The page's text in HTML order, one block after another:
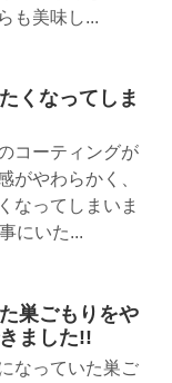
も美味し...
くなってしま
コーティングが
がやわらかく、
なってしまいま
にいた...
巣ごもりをや
ました!!
なっていた巣ご